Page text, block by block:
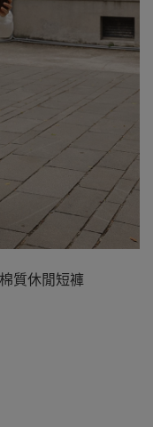
質休閒短褲